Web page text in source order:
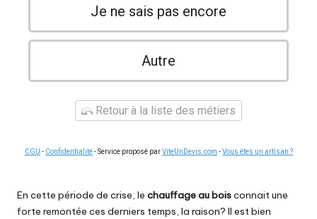
Je ne sais pas encore
Autre
Retour à la liste des métiers
CGU - Confidentialité- Service proposé parViteUnDevis.com -Vous êtes un artisan ?
En cette période de crise, le chauffageau boisconnait une
forte remontée ces derniers temps, la raison? Il est bien